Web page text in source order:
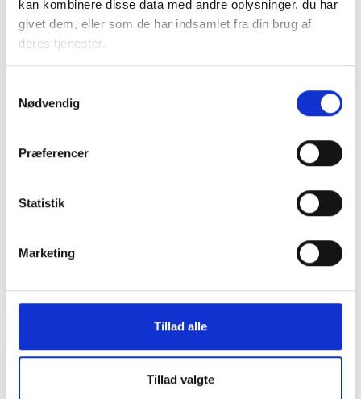
kan kombinere disse data med andre oplysninger, du har
givet dem, eller som de har indsamlet fra din brug af
deres tjenester.
Nødvendig
Præferencer
Statistik
Marketing
Tillad alle
Tillad valgte